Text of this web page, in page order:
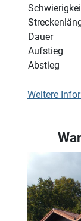
Dauer
Aufstieg
Abstieg
Weitere